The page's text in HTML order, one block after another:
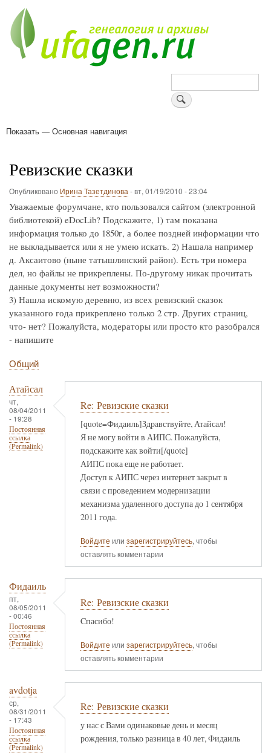
основному
содержанию
Поиск
Основная
Показать — Основная навигация
Ревизские сказки
Опубликовано Ирина Тазетдинова -вт, 01/19/2010 - 23:04
Уважаемые форумчане, кто пользовался сайтом (электронной
библиотекой) eDocLib? Подскажите, 1) там показана
информация только до 1850г, а более поздней информации что
не выкладывается или я не умею искать. 2) Нашала например
д. Аксаитово (ныне татышлинский район). Есть три номера
дел, но файлы не прикреплены. По-другому никак прочитать
данные документы нет возможности?
3) Нашла искомую деревню, из всех ревизский сказок
указанного года прикреплено только 2 стр. Других страниц,
что- нет? Пожалуйста, модераторы или просто кто разобрался
- напишите
Общий
Атайсал
чт,
08/04/2011
- 19:28
Постоянная
ссылка
(Permalink)
Re: Ревизские сказки
[quote=Фидаиль]Здравствуйте, Атайсал!
Я не могу войти в АИПС. Пожалуйста,
подскажите как войти[/quote]
АИПС пока еще не работает.
Доступ к АИПС через интернет закрыт в
связи с проведением модернизации
механизма удаленного доступа до 1 сентября
2011 года.
Войдите или зарегистрируйтесь, чтобы
оставлять комментарии
Фидаиль
пт,
08/05/2011
- 00:46
Постоянная
ссылка
(Permalink)
Re: Ревизские сказки
Cпасибо!
Войдите или зарегистрируйтесь, чтобы
оставлять комментарии
avdotja
ср,
08/31/2011
- 17:43
Постоянная
ссылка
(Permalink)
Re: Ревизские сказки
у нас с Вами одинаковые день и месяц
рождения, только разница в 40 лет, Фидаиль